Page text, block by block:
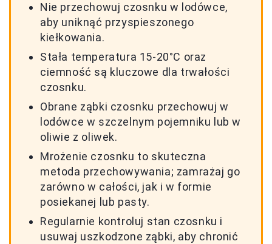
Nie przechowuj czosnku w lodówce,
aby uniknąć przyspieszonego
kiełkowania.
Stała temperatura 15-20°C oraz
ciemność są kluczowe dla trwałości
czosnku.
Obrane ząbki czosnku przechowuj w
lodówce w szczelnym pojemniku lub w
oliwie z oliwek.
Mrożenie czosnku to skuteczna
metoda przechowywania; zamrażaj go
zarówno w całości, jak i w formie
posiekanej lub pasty.
Regularnie kontroluj stan czosnku i
usuwaj uszkodzone ząbki, aby chronić